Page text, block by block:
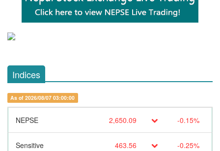
Indices
As of 2026/08/07 03:00:00
NEPSE 2,650.09 -0.15%
Sensitive 463.56 -0.25%